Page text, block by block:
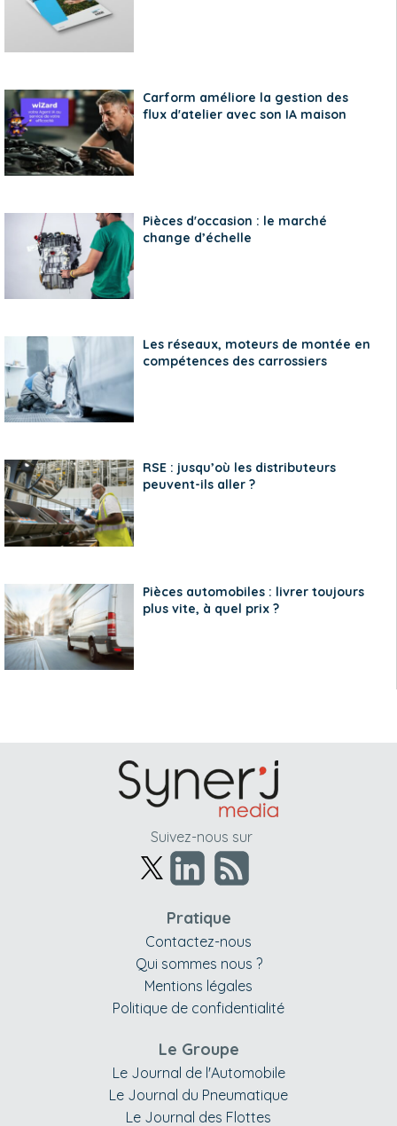
Carform améliore la gestion des
flux d'atelier avec son IA maison
Pièces d'occasion : le marché
change d’échelle
Les réseaux, moteurs de montée en
compétences des carrossiers
RSE : jusqu’où les distributeurs
peuvent-ils aller ?
Pièces automobiles : livrer toujours
plus vite, à quel prix ?
Suivez-nous sur
Pratique
Contactez-nous
Qui sommes nous ?
Mentions légales
Politique de confidentialité
Le Groupe
Le Journal de l'Automobile
Le Journal du Pneumatique
Le Journal des Flottes